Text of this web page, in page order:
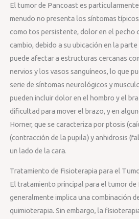
El tumor de Pancoast es
menudo no presenta los síntomas
como tos persistente, dolor en el pecho
cambio, debido a su ubicación en la
puede afectar a estructuras cercanas
nervios y los vasos sanguíneos, lo que
serie de síntomas neurológicos y
pueden incluir dolor en el hombro y el
dificultad para mover el brazo, y en
Horner, que se caracteriza por ptosis
(contracción de la pupila) y anhidrosis
un lado de la cara.
Tratamiento de Fisioterapia para el
El tratamiento principal para el tumor de
generalmente implica una combinación
quimioterapia. Sin embargo, la